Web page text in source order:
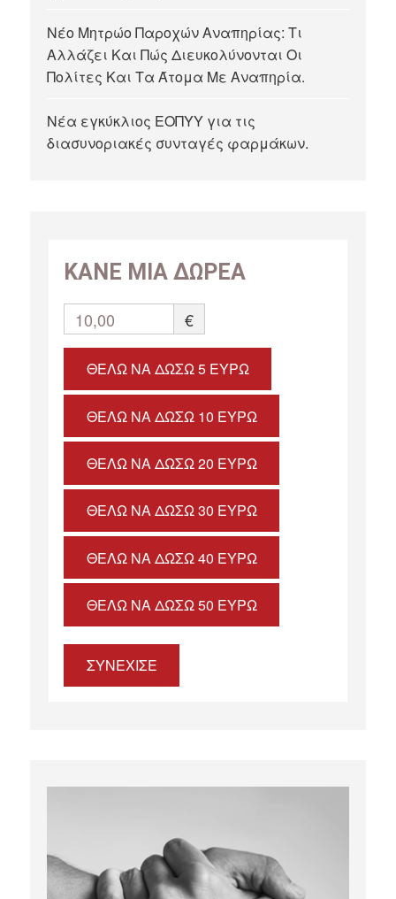
Νέο Μητρώο Παροχών Αναπηρίας: Τι
Αλλάζει Και Πώς Διευκολύνονται Οι
Πολίτες Και Τα Άτομα Με Αναπηρία.
Νέα εγκύκλιος ΕΟΠΥΥ για τις
διασυνοριακές συνταγές φαρμάκων.
ΚΑΝΕ ΜΙΑ ΔΩΡΕΑ
10,00 €
ΘΈΛΩ ΝΑ ΔΏΣΩ 5 ΕΥΡΏ
ΘΈΛΩ ΝΑ ΔΏΣΩ 10 ΕΥΡΏ
ΘΈΛΩ ΝΑ ΔΏΣΩ 20 ΕΥΡΏ
ΘΈΛΩ ΝΑ ΔΏΣΩ 30 ΕΥΡΏ
ΘΈΛΩ ΝΑ ΔΏΣΩ 40 ΕΥΡΏ
ΘΈΛΩ ΝΑ ΔΏΣΩ 50 ΕΥΡΏ
ΣΥΝΕΧΙΣΕ